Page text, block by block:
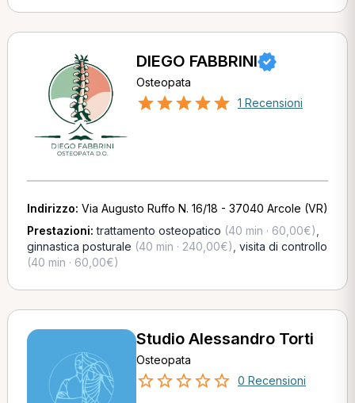
DIEGO FABBRINI
Osteopata
1 Recensioni
Indirizzo: Via Augusto Ruffo N. 16/18 - 37040 Arcole (VR)
Prestazioni:trattamento osteopatico (40 min · 60,00€)
ginnastica posturale (40 min · 240,00€) visita di controllo
(40 min · 60,00€)
Studio Alessandro Torti
Osteopata
0 Recensioni